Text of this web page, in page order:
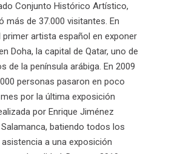
Conjunto Histórico Artístico,
más de 37.000 visitantes. En
primer artista español en exponer
Doha, la capital de Qatar, uno de
de la península arábiga. En 2009
personas pasaron en poco
por la última exposición
por Enrique Jiménez
batiendo todos los
a una exposición